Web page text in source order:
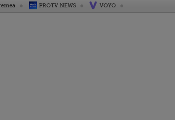
PROTV NEWS VOYO